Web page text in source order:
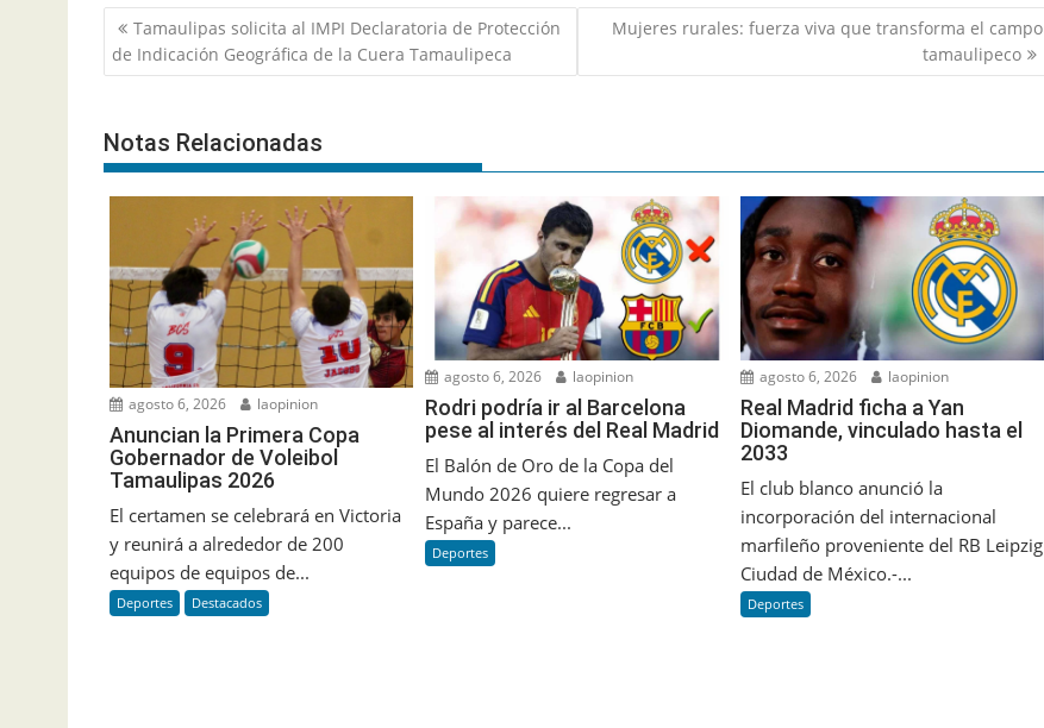
Navegación
de
entradas
Tamaulipas solicita al IMPI Declaratoria de Protección
de Indicación Geográfica de la Cuera Tamaulipeca
Mujeres rurales: fuerza viva que transforma el campo
tamaulipeco
Notas Relacionadas
agosto 6, 2026 laopinion
Anuncian la Primera Copa
Gobernador de Voleibol
Tamaulipas 2026
El certamen se celebrará en Victoria
y reunirá a alrededor de 200
equipos de equipos de...
Deportes Destacados
agosto 6, 2026 laopinion
Rodri podría ir al Barcelona
pese al interés del Real Madrid
El Balón de Oro de la Copa del
Mundo 2026 quiere regresar a
España y parece...
Deportes
agosto 6, 2026 laopinion
Real Madrid ficha a Yan
Diomande, vinculado hasta el
2033
El club blanco anunció la
incorporación del internacional
marfileño proveniente del RB Leipzig
Ciudad de México.-...
Deportes